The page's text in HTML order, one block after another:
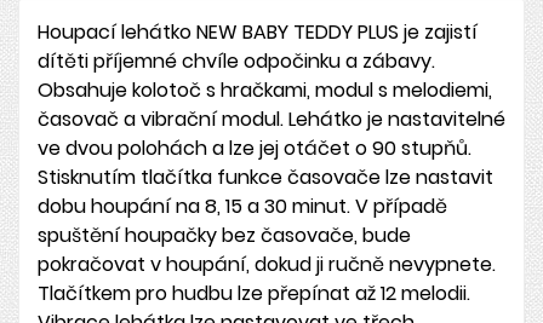
Houpací lehátko NEW BABY TEDDY PLUS je zajistí
dítěti příjemné chvíle odpočinku a zábavy.
Obsahuje kolotoč s hračkami, modul s melodiemi,
časovač a vibrační modul. Lehátko je nastavitelné
ve dvou polohách a lze jej otáčet o 90 stupňů.
Stisknutím tlačítka funkce časovače lze nastavit
dobu houpání na 8, 15 a 30 minut. V případě
spuštění houpačky bez časovače, bude
pokračovat v houpání, dokud ji ručně nevypnete.
Tlačítkem pro hudbu lze přepínat až 12 melodii.